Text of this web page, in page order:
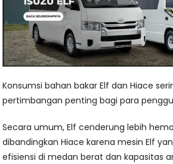
Konsumsi bahan bakar Elf dan Hiace
pertimbangan penting bagi para
Secara umum, Elf cenderung lebih
dibandingkan Hiace karena mesin Elf
efisiensi di medan berat dan kapasitas